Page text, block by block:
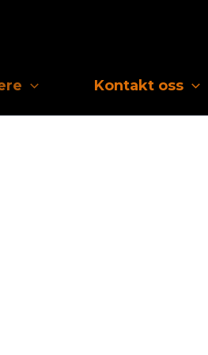
Kontakt oss